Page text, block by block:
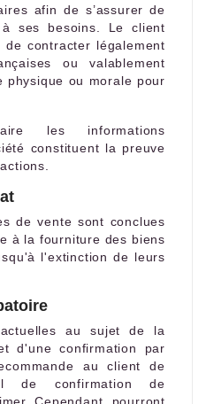
afin de s’assurer de
à ses besoins. Le client
contracter légalement
ou valablement
physique ou morale pour
les informations
constituent la preuve
de vente sont conclues
à la fourniture des biens
l'extinction de leurs
au sujet de la
d'une confirmation par
au client de
de confirmation de